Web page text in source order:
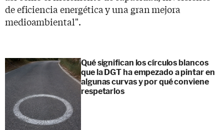
de eficiencia energética y una gran mejora
medioambiental".
Qué significan los círculos blancos
que la DGT ha empezado a pintar en
algunas curvas y por qué conviene
respetarlos